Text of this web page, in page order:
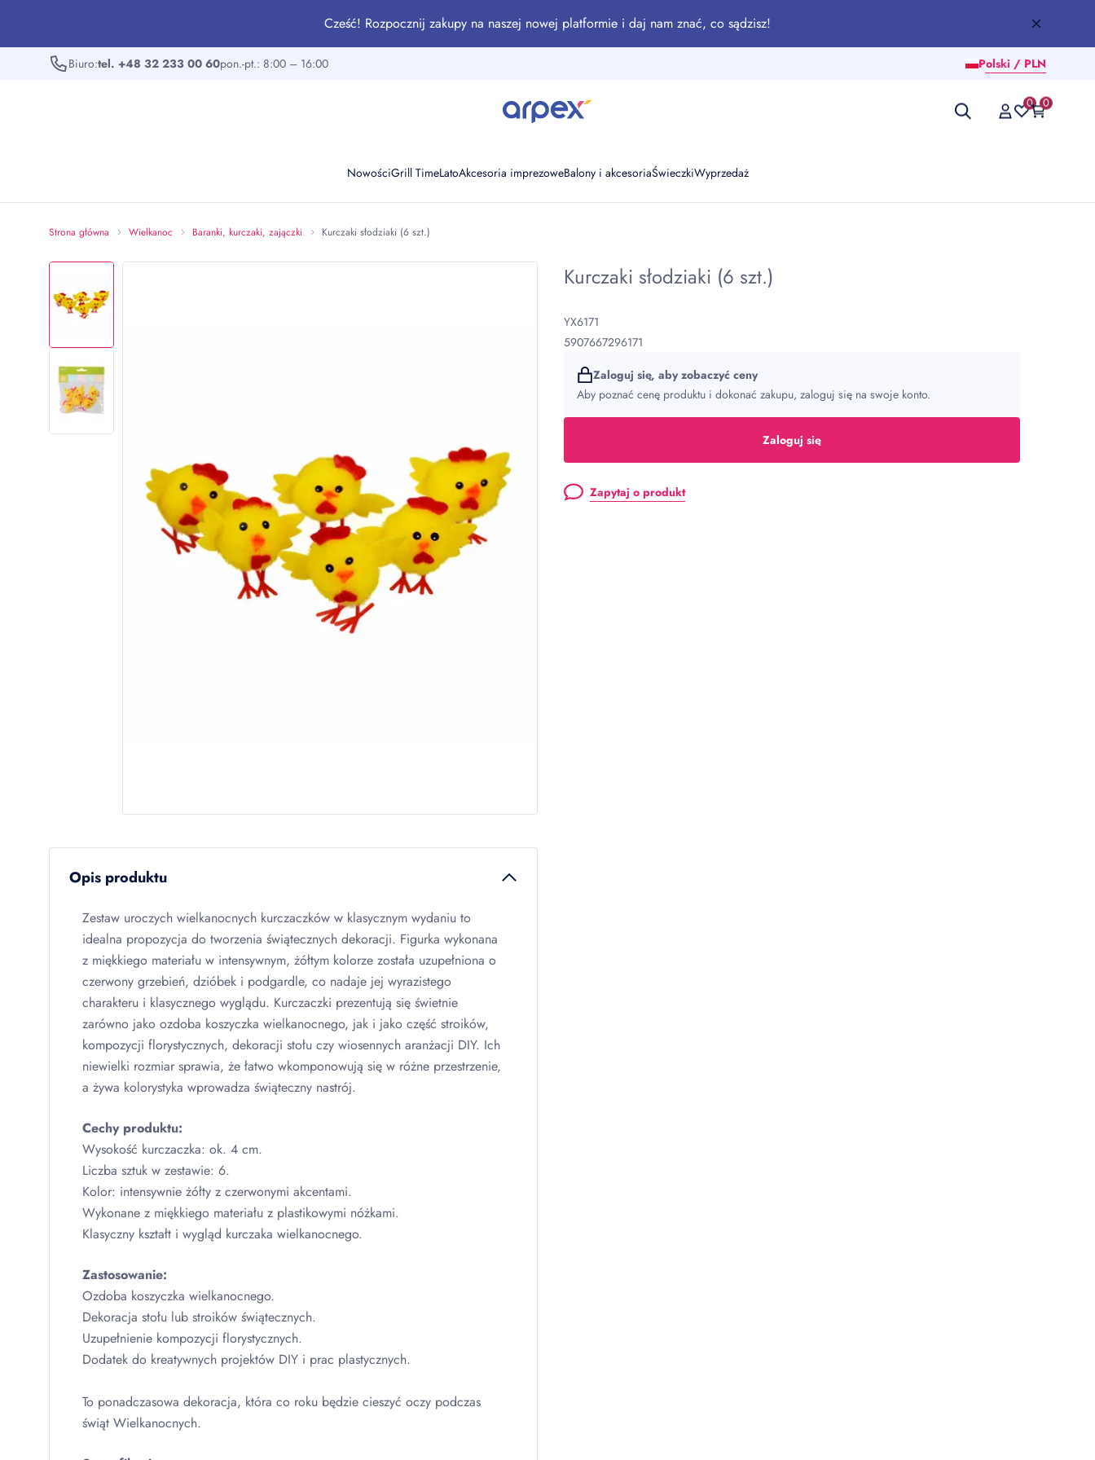
Cześć! Rozpocznij zakupy na naszej nowej platformie i daj nam znać, co sądzisz!
Biuro:tel. +48 32 233 00 60pon.-pt.: 8:00 – 16:00 Polski / PLN
0 0
NowościGrill TimeLatoAkcesoria imprezoweBalony i akcesoriaŚwieczkiWyprzedaż
Strona główna Wielkanoc Baranki, kurczaki, zajączki Kurczaki słodziaki (6 szt.)
Kurczaki słodziaki (6 szt.)
YX6171
5907667296171
Zaloguj się, aby zobaczyć ceny
Aby poznać cenę produktu i dokonać zakupu, zaloguj się na swoje konto.
Zaloguj się
Zapytaj o produkt
Opis produktu
Zestaw uroczych wielkanocnych kurczaczków w klasycznym wydaniu to
idealna propozycja do tworzenia świątecznych dekoracji. Figurka wykonana
z miękkiego materiału w intensywnym, żółtym kolorze została uzupełniona o
czerwony grzebień, dzióbek i podgardle, co nadaje jej wyrazistego
charakteru i klasycznego wyglądu. Kurczaczki prezentują się świetnie
zarówno jako ozdoba koszyczka wielkanocnego, jak i jako część stroików,
kompozycji florystycznych, dekoracji stołu czy wiosennych aranżacji DIY. Ich
niewielki rozmiar sprawia, że łatwo wkomponowują się w różne przestrzenie,
a żywa kolorystyka wprowadza świąteczny nastrój.
Cechy produktu:
Wysokość kurczaczka: ok. 4 cm.
Liczba sztuk w zestawie: 6.
Kolor: intensywnie żółty z czerwonymi akcentami.
Wykonane z miękkiego materiału z plastikowymi nóżkami.
Klasyczny kształt i wygląd kurczaka wielkanocnego.
Zastosowanie:
Ozdoba koszyczka wielkanocnego.
Dekoracja stołu lub stroików świątecznych.
Uzupełnienie kompozycji florystycznych.
Dodatek do kreatywnych projektów DIY i prac plastycznych.
To ponadczasowa dekoracja, która co roku będzie cieszyć oczy podczas
świąt Wielkanocnych.